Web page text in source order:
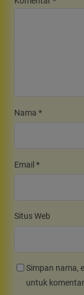
Nama *
Email *
Situs Web
Simpan nama,
untuk